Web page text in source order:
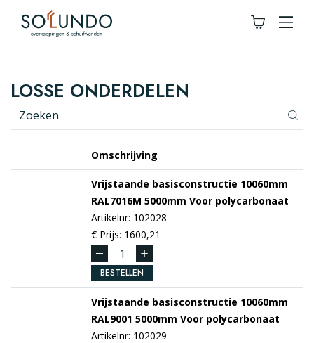
LOSSE ONDERDELEN
Omschrijving
Vrijstaande basisconstructie 10060mm
RAL7016M 5000mm Voor polycarbonaat
Artikelnr: 102028
€ Prijs: 1600,21
BESTELLEN
Vrijstaande basisconstructie 10060mm
RAL9001 5000mm Voor polycarbonaat
Artikelnr: 102029